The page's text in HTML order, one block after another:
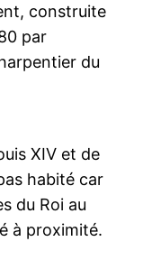
construite
par
du
XIV et de
habité car
du Roi au
à proximité.